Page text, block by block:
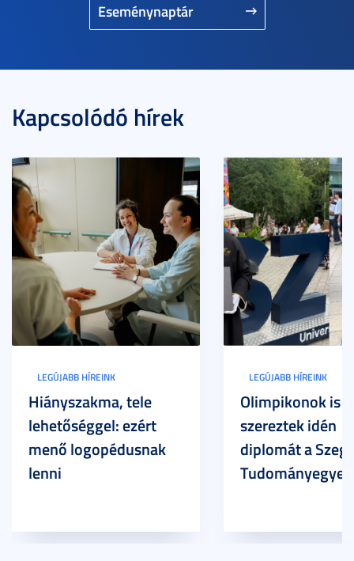
Eseménynaptár
Kapcsolódó hírek
LEGÚJABB HÍREINK
Hiányszakma, tele
lehetőséggel: ezért
menő logopédusnak
lenni
LEGÚJABB HÍREINK
Olimpikonok is
szereztek idén
diplomát a